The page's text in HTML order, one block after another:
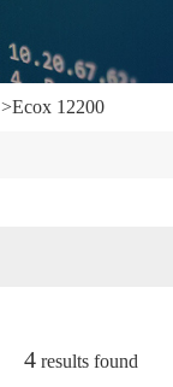
>Ecox 12200
4 results found